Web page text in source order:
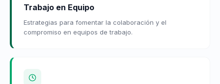
Trabajo en Equipo
Estrategias para fomentar la colaboración y el
compromiso en equipos de trabajo.